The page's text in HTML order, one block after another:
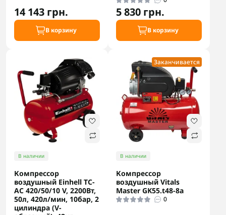
14 143 грн.
В корзину
5 830 грн.
В корзину
В наличии
Компрессор
воздушный Einhell TC-
AC 420/50/10 V, 2200Вт,
50л, 420л/мин, 10бар, 2
цилиндра (V-
Заканчивается
В наличии
Компрессор
воздушный Vitals
Master GK55.t48-8a
0